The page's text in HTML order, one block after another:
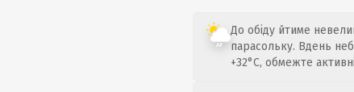
До обіду йтиме
парасольку. Вдень
+32°C, обмежте